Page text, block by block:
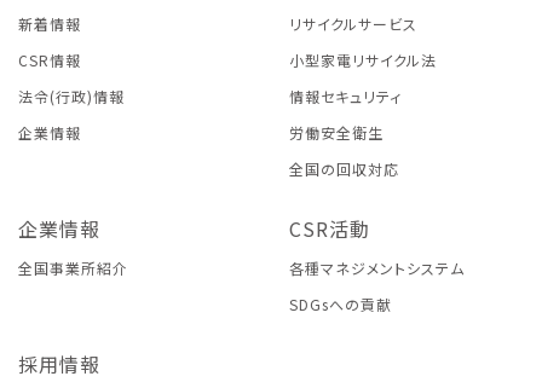
新着情報
CSR情報
法令(行政)情報
企業情報
リサイクルサービス
小型家電リサイクル法
情報セキュリティ
労働安全衛生
全国の回収対応
企業情報
全国事業所紹介
CSR活動
各種マネジメントシステム
SDGsへの貢献
採用情報